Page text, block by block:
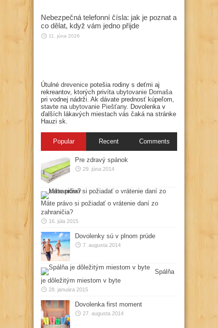
Nebezpečná telefonní čísla: jak je poznat a
co dělat, když vám jedno přijde
11. júna 2026
Útulné drevenice potešia rodiny s deťmi aj
rekreantov, ktorých privíta ubytovanie Domaša
pri vodnej nádrži. Ak dávate prednosť kúpeľom,
stavte na ubytovanie Piešťany. Dovolenka v
ďalších lákavých miestach vás čaká na stránke
Hauzi sk.
Popular Recent Comments
Pre zdravý spánok
29. júna 2014
Máte právo si požiadať o vrátenie daní zo
zahraničia?
16. júla 2015
Dovolenky sú v plnom prúde
7. augusta 2014
Spálňa
je dôležitým miestom v byte
28. januára 2015
Dovolenka first moment
27. augusta 2014